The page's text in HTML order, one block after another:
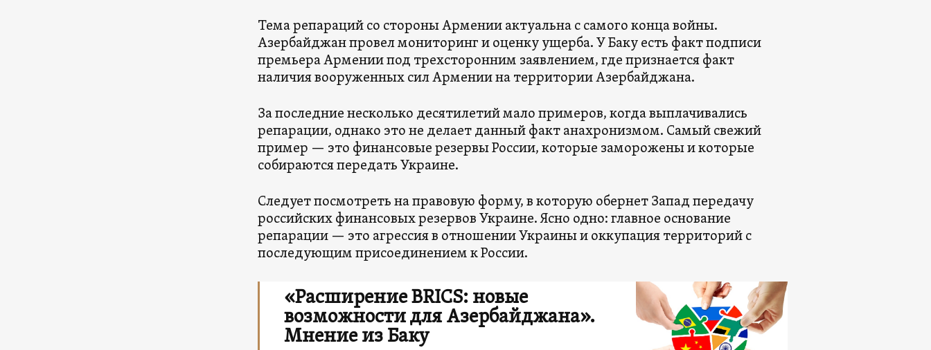
Тема репараций со стороны Армении актуальна с самого конца войны.
Азербайджан провел мониторинг и оценку ущерба. У Баку есть факт подписи
премьера Армении под трехсторонним заявлением, где признается факт
наличия вооруженных сил Армении на территории Азербайджана.
За последние несколько десятилетий мало примеров, когда выплачивались
репарации, однако это не делает данный факт анахронизмом. Самый свежий
пример — это финансовые резервы России, которые заморожены и которые
собираются передать Украине.
Следует посмотреть на правовую форму, в которую обернет Запад передачу
российских финансовых резервов Украине. Ясно одно: главное основание
репарации — это агрессия в отношении Украины и оккупация территорий с
последующим присоединением к России.
«Расширение BRICS: новые
возможности для Азербайджана».
Мнение из Баку